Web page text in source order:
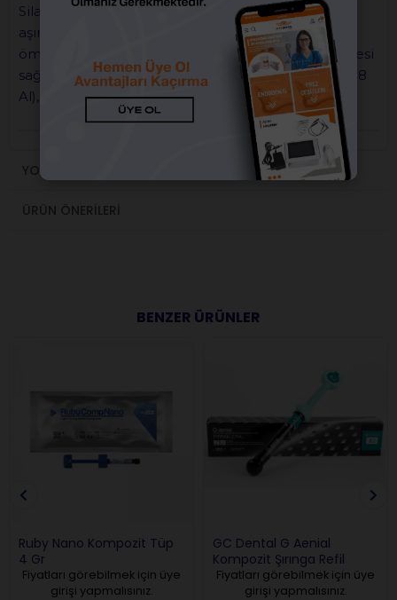
Silan Kaplama (FSC) teknolojileri yüksek leke ve
aşınma direnci Spesifik monomer karışımı, uzun
ömürlü güzel restorasyonlar için kalıcı renk stabilitesi
sağlar mükemmel radyoopasite Radyopasite (% 318
Al), zaman içinde radyografik takibi optimize eder.
YORUMLAR
ÜRÜN ÖNERILERI
BENZER ÜRÜNLER
Ruby Nano Kompozit Tüp
4 Gr
Fiyatları görebilmek için üye
girişi yapmalısınız.
GC Dental G Aenial
Kompozit Şırınga Refil
Anterior
Fiyatları görebilmek için üye
girişi yapmalısınız.